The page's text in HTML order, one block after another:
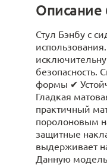
Описание
Стул Бэнбу с
безопасность.
формы ✔
Гладкая
практичный
поролоновым
защитные
выдерживает
Данную модель